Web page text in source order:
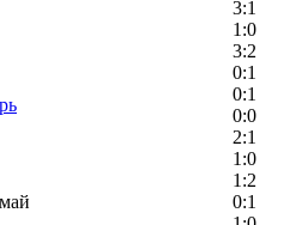
3:1
1:0
3:2
0:1
0:1
0:0
2:1
1:0
1:2
0:1